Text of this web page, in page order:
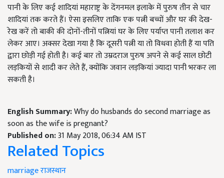
पानी के लिए कई शादियां महाराष्ट्र के देंगनमल इलाके में पुरुष तीन से चार
शादियां तक करते हैं। ऐसा इसलिए ताकि एक पत्नी बच्चों और घर की देख-
रेख करें तो बाकी की दोनों-तीनों पत्नियां घर के लिए पर्याप्त पानी तलाश कर
लेकर आए। अक्सर देखा गया है कि दूसरी पत्नी या तो विधवा होती हैं या पति
द्वारा छोड़ी गई होती है। कई बार तो उम्रदराज पुरुष अपने से कई साल छोटी
लड़कियों से शादी कर लेते हैं, क्योंकि जवान लड़कियां ज्यादा पानी भरकर ला
सकती है।
English Summary:Why do husbands do second marriage as
soon as the wife is pregnant?
Published on:31 May 2018, 06:34 AM IST
Related Topics
marriageराजस्थान